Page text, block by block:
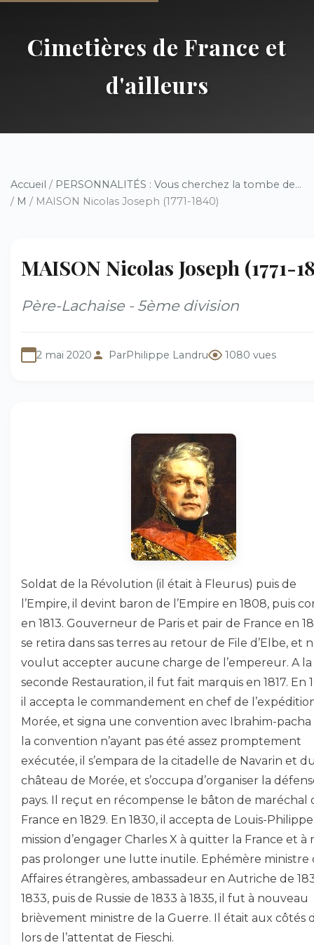
Cimetières de France et
d'ailleurs
Accueil / PERSONNALITÉS : Vous cherchez la tombe de...
/ M / MAISON Nicolas Joseph (1771-1840)
MAISON Nicolas Joseph (1771-
Père-Lachaise - 5ème division
2 mai 2020 ParPhilippe Landru 1080 vues
Soldat de la Révolution (il était à Fleurus) puis de
l’Empire, il devint baron de l’Empire en 1808, puis
en 1813. Gouverneur de Paris et pair de France en
se retira dans sas terres au retour de File d’Elbe, et
voulut accepter aucune charge de l’empereur. A la
seconde Restauration, il fut fait marquis en 1817. En
il accepta le commandement en chef de
Morée, et signa une convention avec Ibrahim-pacha
la convention n’ayant pas été assez promptement
exécutée, il s’empara de la citadelle de Navarin et
château de Morée, et s’occupa d’organiser la
pays. Il reçut en récompense le bâton de maréchal
France en 1829. En 1830, il accepta de Louis-
mission d’engager Charles X à quitter la France et à
pas prolonger une lutte inutile. Ephémère ministre
Affaires étrangères, ambassadeur en Autriche de
1833, puis de Russie de 1833 à 1835, il fut à nouveau
brièvement ministre de la Guerre. Il était aux côtés
lors de l’attentat de Fieschi.